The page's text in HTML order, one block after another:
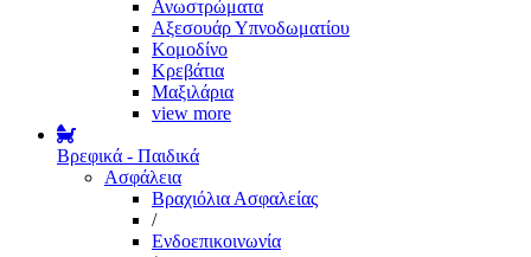
Ανωστρώματα
Αξεσουάρ Υπνοδωματίου
Κομοδίνο
Κρεβάτια
Μαξιλάρια
view more
Βρεφικά - Παιδικά
Ασφάλεια
Βραχιόλια Ασφαλείας
/
Ενδοεπικοινωνία